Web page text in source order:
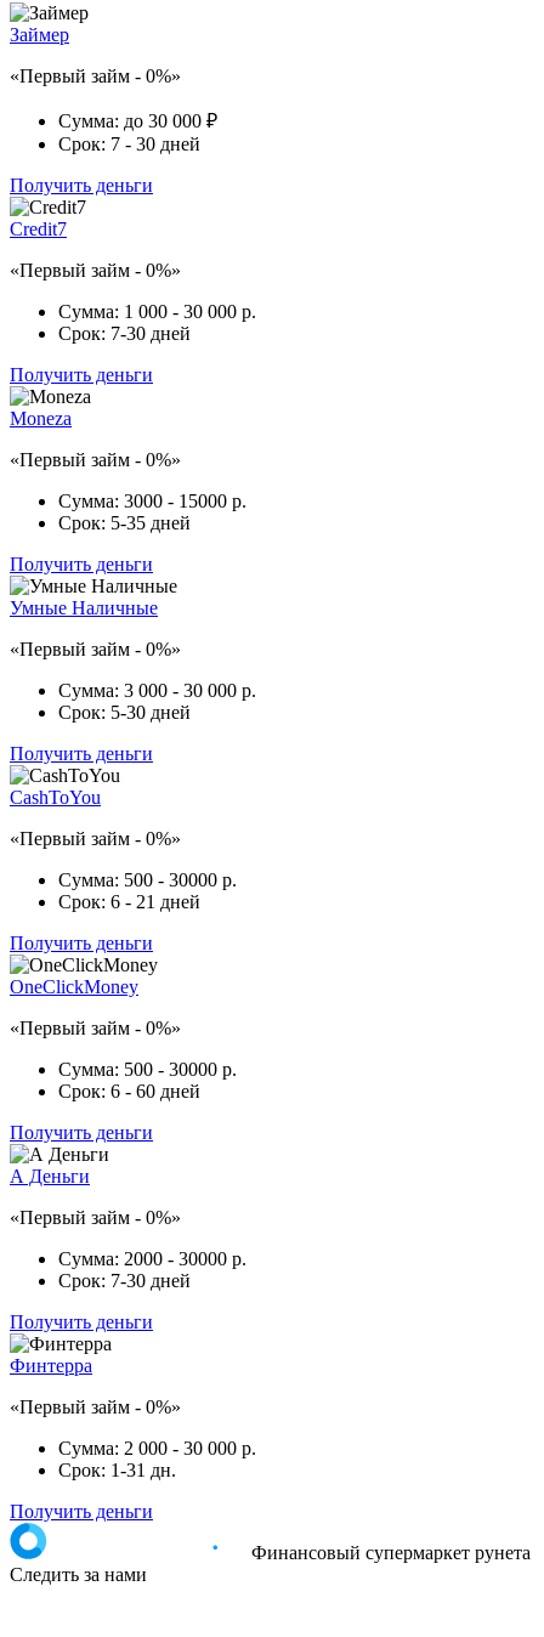
Займер
«Первый займ - 0%»
Сумма: до 30 000 ₽
Срок: 7 - 30 дней
Получить деньги
Credit7
«Первый займ - 0%»
Сумма: 1 000 - 30 000 р.
Срок: 7-30 дней
Получить деньги
Moneza
«Первый займ - 0%»
Сумма: 3000 - 15000 р.
Срок: 5-35 дней
Получить деньги
Умные Наличные
«Первый займ - 0%»
Сумма: 3 000 - 30 000 р.
Срок: 5-30 дней
Получить деньги
CashToYou
«Первый займ - 0%»
Сумма: 500 - 30000 р.
Срок: 6 - 21 дней
Получить деньги
OneClickMoney
«Первый займ - 0%»
Сумма: 500 - 30000 р.
Срок: 6 - 60 дней
Получить деньги
А Деньги
«Первый займ - 0%»
Сумма: 2000 - 30000 р.
Срок: 7-30 дней
Получить деньги
Финтерра
«Первый займ - 0%»
Сумма: 2 000 - 30 000 р.
Срок: 1-31 дн.
Получить деньги
Финансовый супермаркет рунета
Следить за нами